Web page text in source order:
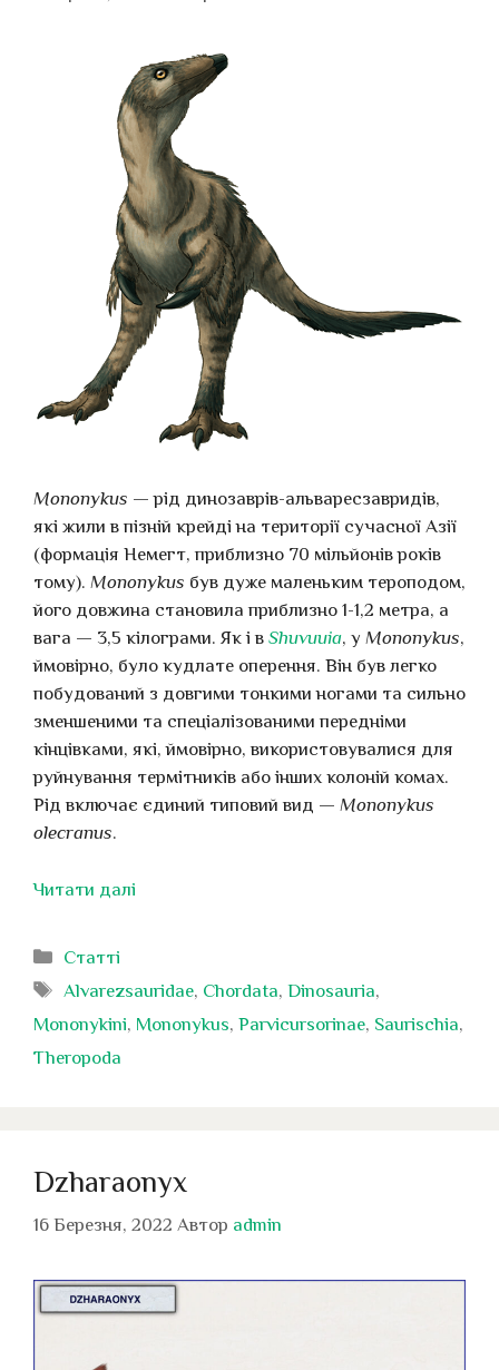
Mononykus — рід динозаврів-альваресзавридів,
які жили в пізній крейді на території сучасної Азії
(формація Немегт, приблизно 70 мільйонів років
тому). Mononykus був дуже маленьким тероподом,
його довжина становила приблизно 1-1,2 метра, а
вага — 3,5 кілограми. Як і в Shuvuuia, у Mononykus,
ймовірно, було кудлате оперення. Він був легко
побудований з довгими тонкими ногами та сильно
зменшеними та спеціалізованими передніми
кінцівками, які, ймовірно, використовувалися для
руйнування термітників або інших колоній комах.
Рід включає єдиний типовий вид — Mononykus
olecranus.
Читати далі
Категорії
Статті
Позначки
Alvarezsauridae, Chordata,Dinosauria,
Mononykini, Mononykus, Parvicursorinae, Saurischia,
Theropoda
Dzharaonyx
16 Березня, 2022 Автор admin